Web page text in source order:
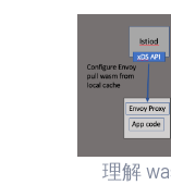
理解